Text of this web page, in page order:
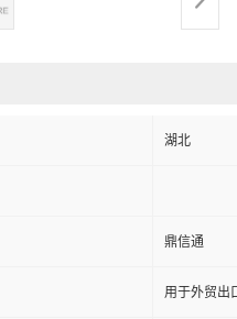
湖北
鼎信通
用于外贸出